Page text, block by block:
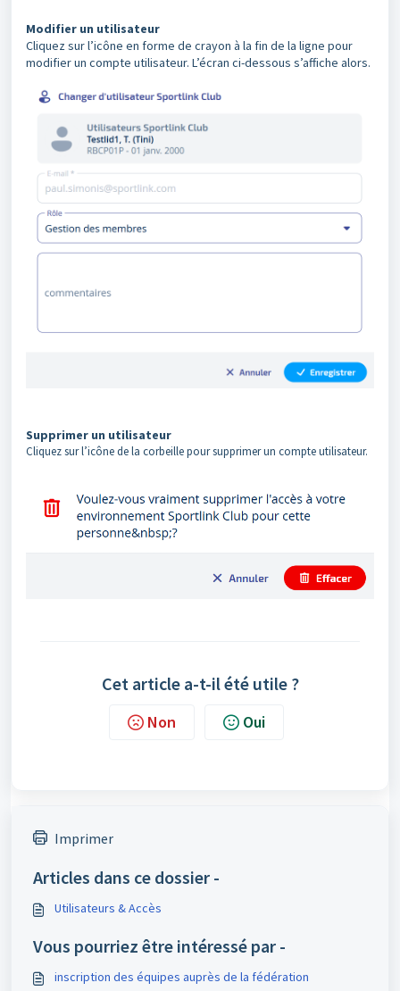
Modifier un utilisateur
Cliquez sur l’icône en forme de crayon à la fin de la ligne pour
modifier un compte utilisateur. L’écran ci-dessous s’affiche alors.
Supprimer un utilisateur
Cliquez sur l’icône de la corbeille pour supprimer un compte utilisateur.
Cet article a-t-il été utile ?
Non Oui
Imprimer
Articles dans ce dossier -
Utilisateurs & Accès
Vous pourriez être intéressé par -
inscription des équipes auprès de la fédération